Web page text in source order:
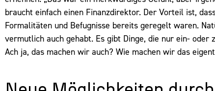
braucht einfach einen Finanzdirektor. Der Vorteil ist,
Formalitäten und Befugnisse bereits geregelt waren.
vermutlich auch gehabt. Es gibt Dinge, die nur ein-
Ach ja, das machen wir auch? Wie machen wir das